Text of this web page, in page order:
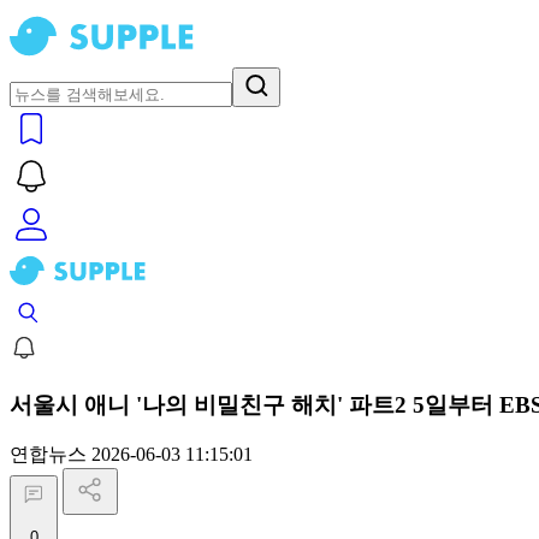
서울시 애니 '나의 비밀친구 해치' 파트2 5일부터
연합뉴스 2026-06-03 11:15:01